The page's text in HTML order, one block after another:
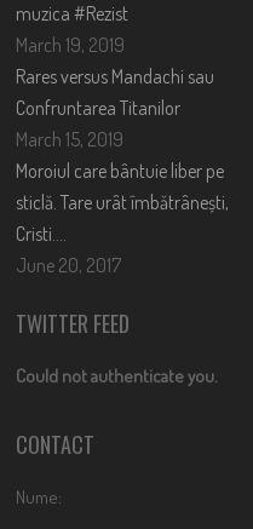
muzica #Rezist
March 19, 2019
Rares versus Mandachi sau
Confruntarea Titanilor
March 15, 2019
Moroiul care bântuie liber pe
sticlă. Tare urât îmbătrânești,
Cristi….
June 20, 2017
TWITTER FEED
Could not authenticate you.
CONTACT
Nume: